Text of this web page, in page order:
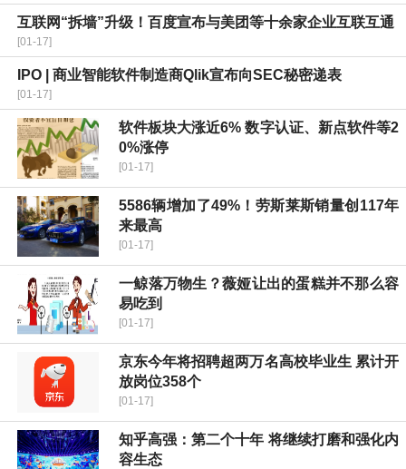
互联网“拆墙”升级！百度宣布与美团等十余家企业互联互通
[01-17]
IPO | 商业智能软件制造商Qlik宣布向SEC秘密递表
[01-17]
软件板块大涨近6% 数字认证、新点软件等2
0%涨停
[01-17]
5586辆增加了49%！劳斯莱斯销量创117年
来最高
[01-17]
一鲸落万物生？薇娅让出的蛋糕并不那么容
易吃到
[01-17]
京东今年将招聘超两万名高校毕业生 累计开
放岗位358个
[01-17]
知乎高强：第二个十年 将继续打磨和强化内
容生态